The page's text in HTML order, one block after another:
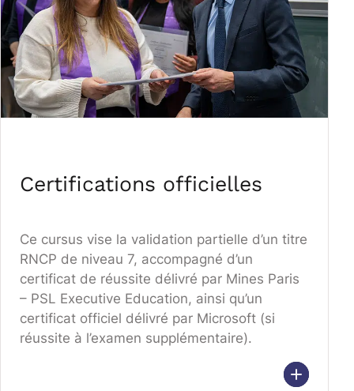
Certifications officielles
Ce cursus vise la validation partielle d’un titre
RNCP de niveau 7, accompagné d’un
certificat de réussite délivré par Mines Paris
– PSL Executive Education, ainsi qu’un
certificat officiel délivré par Microsoft (si
réussite à l’examen supplémentaire).